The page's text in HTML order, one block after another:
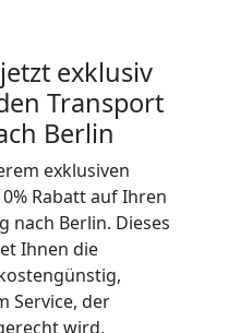
exklusiv
Transport
Berlin
exklusiven
Rabatt auf Ihren
nach Berlin. Dieses
Ihnen die
Service, der
wird,